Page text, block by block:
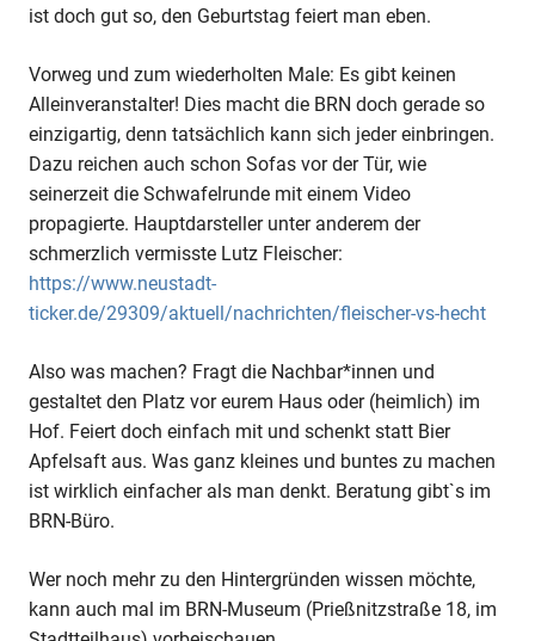
ist doch gut so, den Geburtstag feiert man eben.
Vorweg und zum wiederholten Male: Es gibt keinen
Alleinveranstalter! Dies macht die BRN doch gerade so
einzigartig, denn tatsächlich kann sich jeder einbringen.
Dazu reichen auch schon Sofas vor der Tür, wie
seinerzeit die Schwafelrunde mit einem Video
propagierte. Hauptdarsteller unter anderem der
schmerzlich vermisste Lutz Fleischer:
https://www.neustadt-
ticker.de/29309/aktuell/nachrichten/fleischer-vs-hecht
Also was machen? Fragt die Nachbar*innen und
gestaltet den Platz vor eurem Haus oder (heimlich) im
Hof. Feiert doch einfach mit und schenkt statt Bier
Apfelsaft aus. Was ganz kleines und buntes zu machen
ist wirklich einfacher als man denkt. Beratung gibt`s im
BRN-Büro.
Wer noch mehr zu den Hintergründen wissen möchte,
kann auch mal im BRN-Museum (Prießnitzstraße 18, im